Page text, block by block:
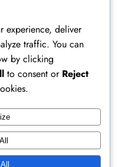
Actor & Creative
experience, deliver
traffic. You can
by clicking
to consent or Reject